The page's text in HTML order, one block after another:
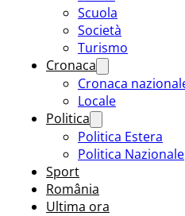
Scuola
Società
Turismo
Cronaca
Cronaca
Locale
Politica
Politica Estera
Politica Nazionale
Sport
România
Ultima ora